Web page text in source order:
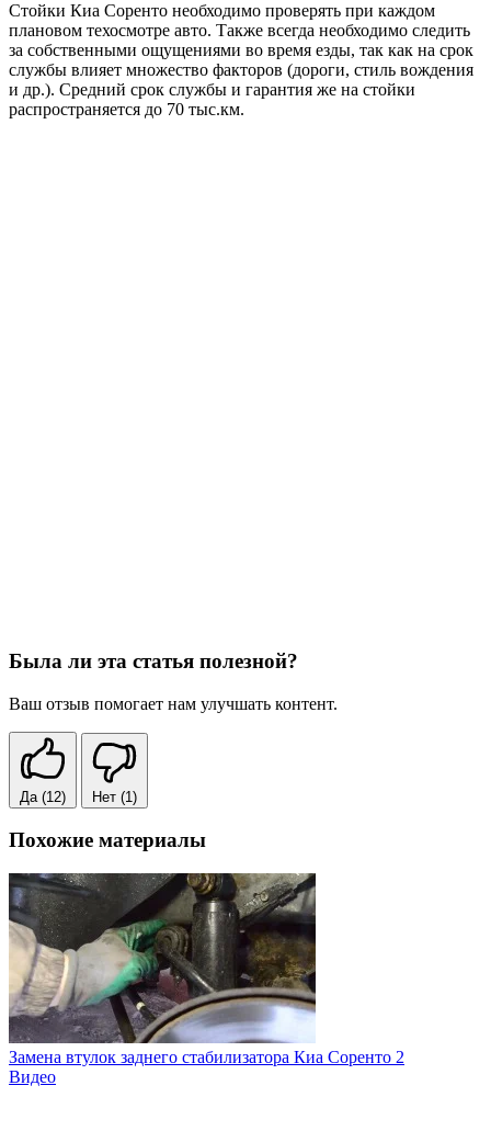
Стойки Киа Соренто необходимо проверять при каждом
плановом техосмотре авто. Также всегда необходимо следить
за собственными ощущениями во время езды, так как на срок
службы влияет множество факторов (дороги, стиль вождения
и др.). Средний срок службы и гарантия же на стойки
распространяется до 70 тыс.км.
Была ли эта статья полезной?
Ваш отзыв помогает нам улучшать контент.
Да (12) Нет (1)
Похожие материалы
Замена втулок заднего стабилизатора Киа Соренто 2
Видео